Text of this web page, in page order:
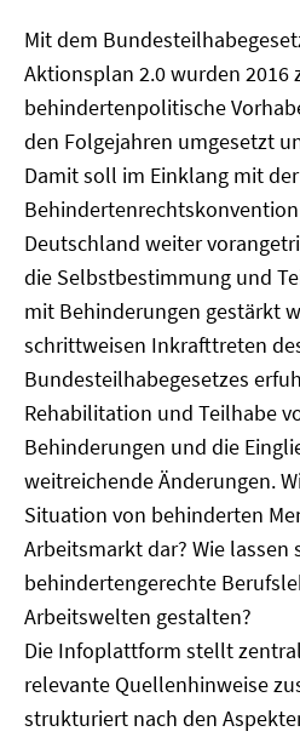
Mit dem
Aktionsplan 2.0 wurden 2016
behindertenpolitische
den Folgejahren umgesetzt
Damit soll im Einklang mit
Deutschland weiter
die Selbstbestimmung und
mit Behinderungen gestärkt
schrittweisen Inkrafttreten
Bundesteilhabegesetzes
Rehabilitation und Teilhabe
Behinderungen und die
weitreichende Änderungen.
Situation von behinderten
Arbeitsmarkt dar? Wie lassen
behindertengerechte
Arbeitswelten gestalten?
Die Infoplattform stellt
relevante Quellenhinweise
strukturiert nach den